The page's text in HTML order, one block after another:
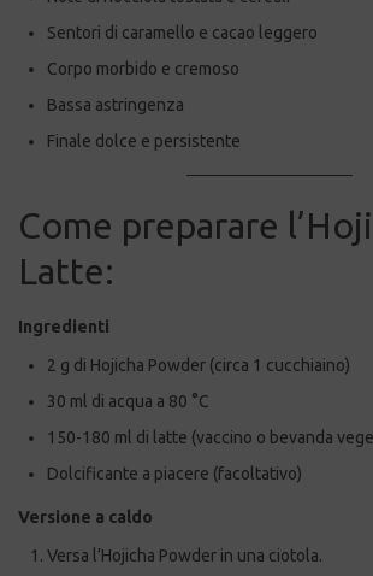
Sentori di caramello e cacao leggero
Corpo morbido e cremoso
Bassa astringenza
Finale dolce e persistente
Come preparare
Latte:
Ingredienti
2 g di Hojicha Powder (circa 1 cucchiaino)
30 ml di acqua a 80 °C
150-180 ml di latte (vaccino o bevanda
Dolcificante a piacere (facoltativo)
Versione a caldo
Versa l’Hojicha Powder in una ciotola.